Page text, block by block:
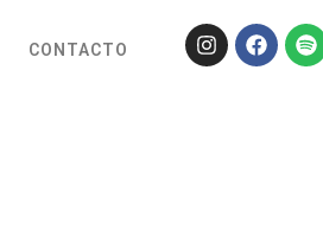
CONTACTO